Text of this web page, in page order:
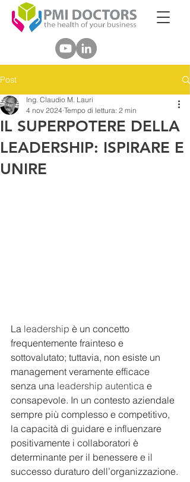
Post
IL SUPERPOTERE DELLA
LEADERSHIP: ISPIRARE E
UNIRE
Ing. Claudio M. Lauri
4 nov 2024 Tempo di lettura: 2 min
La leadership è un concetto
frequentemente frainteso e
sottovalutato; tuttavia, non esiste un
management veramente efficace
senza una leadership autentica e
consapevole. In un contesto aziendale
sempre più complesso e competitivo,
la capacità di guidare e influenzare
positivamente i collaboratori è
determinante per il benessere e il
successo duraturo dell’organizzazione.